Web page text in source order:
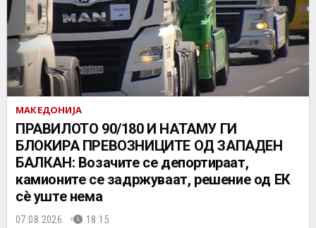
МАКЕДОНИЈА
ПРАВИЛОТО 90/180 И НАТАМУ ГИ
БЛОКИРА ПРЕВОЗНИЦИТЕ ОД ЗАПАДЕН
БАЛКАН: Возачите се депортираат,
камионите се задржуваат, решение од ЕК
сè уште нема
07.08.2026. 18:15